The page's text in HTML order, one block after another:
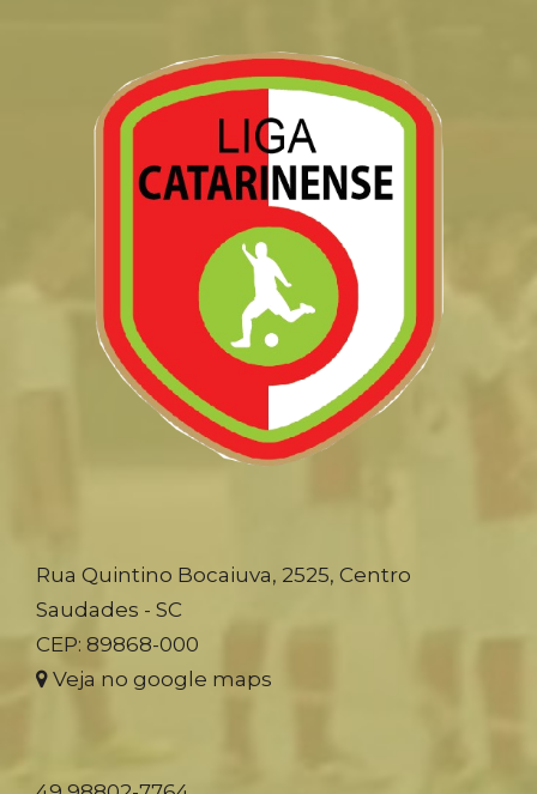
Rua Quintino Bocaiuva, 2525, Centro
Saudades - SC
CEP: 89868-000
Veja no google maps